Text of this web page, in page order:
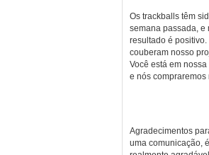
Os trackballs têm
semana passada, e
resultado é positivo.
couberam nosso
Você está em
e nós compraremos
Agradecimentos
uma comunicação,